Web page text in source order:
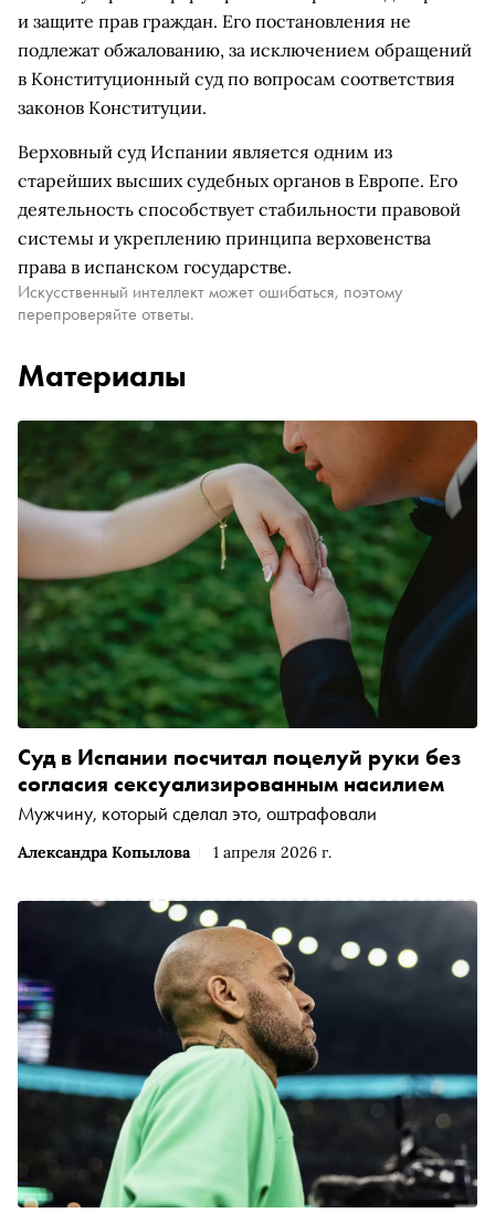
и защите прав граждан. Его постановления не
подлежат обжалованию, за исключением обращений
в Конституционный суд по вопросам соответствия
законов Конституции.
Верховный суд Испании является одним из
старейших высших судебных органов в Европе. Его
деятельность способствует стабильности правовой
системы и укреплению принципа верховенства
права в испанском государстве.
Искусственный интеллект может ошибаться, поэтому
перепроверяйте ответы.
Материалы
Александра Копылова 1 апреля 2026 г.
Суд в Испании посчитал поцелуй руки без
согласия сексуализированным насилием
Мужчину, который сделал это, оштрафовали